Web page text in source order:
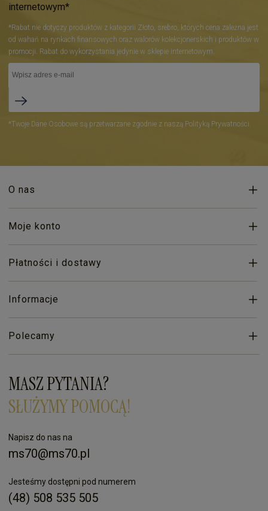
internetowym*
*Rabat nie dotyczy produktów z kategorii Złoto, srebro, których cena zależna jest
od wahań na rynkach finansowych oraz walorów kolekcjonerskich i produktów w
promocji. Rabat do wykorzystania jedynie w sklepie internetowym.
*Twoje Dane Osobowe są przetwarzane zgodnie z naszą Polityką Prywatności.
O nas
Moje konto
Płatności i dostawy
Informacje
Polecamy
MASZ PYTANIA?
SŁUŻYMY POMOCĄ!
Napisz do nas na
ms70@ms70.pl
Jesteśmy dostępni pod numerem
(48) 508 535 505